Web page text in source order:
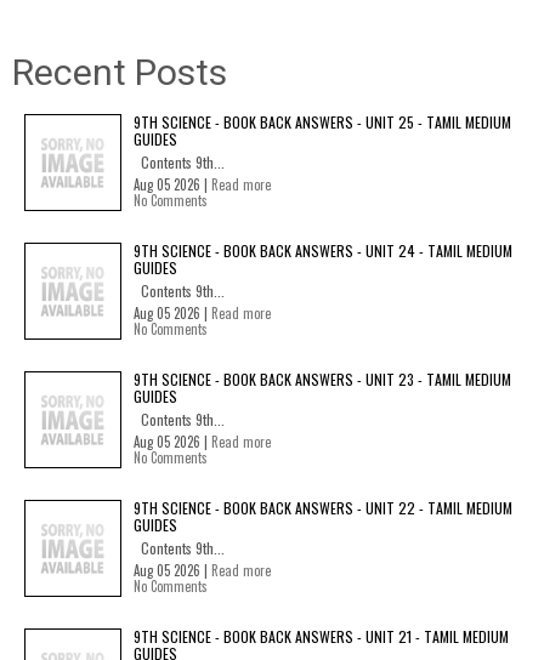
Recent Posts
9TH SCIENCE - BOOK BACK ANSWERS - UNIT 25 - TAMIL MEDIUM
GUIDES
Contents 9th...
Aug 05 2026 | Read more
No Comments
9TH SCIENCE - BOOK BACK ANSWERS - UNIT 24 - TAMIL MEDIUM
GUIDES
Contents 9th...
Aug 05 2026 | Read more
No Comments
9TH SCIENCE - BOOK BACK ANSWERS - UNIT 23 - TAMIL MEDIUM
GUIDES
Contents 9th...
Aug 05 2026 | Read more
No Comments
9TH SCIENCE - BOOK BACK ANSWERS - UNIT 22 - TAMIL MEDIUM
GUIDES
Contents 9th...
Aug 05 2026 | Read more
No Comments
9TH SCIENCE - BOOK BACK ANSWERS - UNIT 21 - TAMIL MEDIUM
GUIDES